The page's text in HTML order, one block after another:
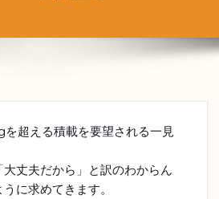
超える積載を要望される一見
大丈夫だから」と訳のわからん
に求めてきます。